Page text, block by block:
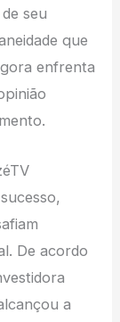
seu
que
enfrenta
De acordo
a